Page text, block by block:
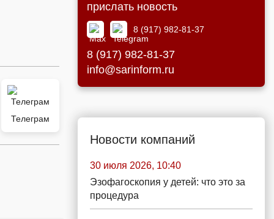
Телеграм
прислать новость
8 (917) 982-81-37
8 (917) 982-81-37
info@sarinform.ru
Новости компаний
30 июля 2026, 10:40
Эзофагоскопия у детей: что это за
процедура